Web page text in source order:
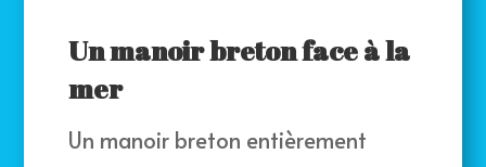
Un manoir breton face à la
mer
Un manoir breton entièrement